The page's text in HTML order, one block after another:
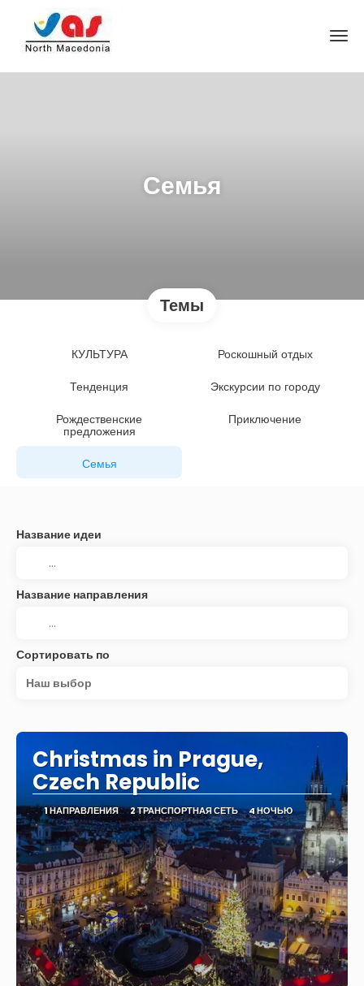
Семья
Темы
КУЛЬТУРА
Роскошный отдых
Тенденция
Экскурсии по городу
Рождественские
предложения
Приключение
Семья
Название идеи
Название направления
Сортировать по
Наш выбор
Christmas in Prague,
Czech Republic
1 НАПРАВЛЕНИЯ 2 ТРАНСПОРТНАЯ СЕТЬ 4 НОЧЬЮ